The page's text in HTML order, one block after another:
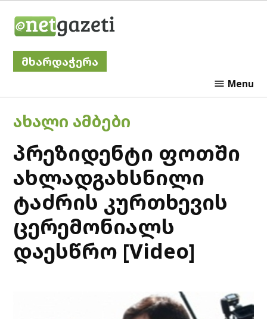
მხარდაჭერა
Menu
POSTED
IN
ᲐᲮᲐᲚᲘ ᲐᲛᲑᲔᲑᲘ
პრეზიდენტი ფოთში
ახლადგახსნილი
ტაძრის კურთხევის
ცერემონიალს
დაესწრო [Video]